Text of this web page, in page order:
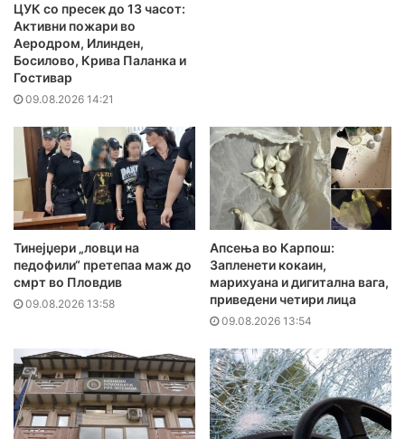
ЦУК со пресек до 13 часот:
Активни пожари во
Аеродром, Илинден,
Босилово, Крива Паланка и
Гостивар
09.08.2026 14:21
Тинејџери „ловци на
педофили“ претепаа маж до
смрт во Пловдив
09.08.2026 13:58
Апсења во Карпош:
Запленети кокаин,
марихуана и дигитална вага,
приведени четири лица
09.08.2026 13:54